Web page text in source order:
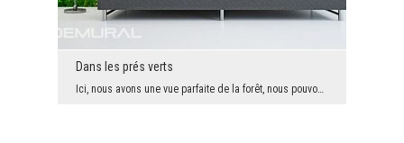
Dans les prés verts
Ici, nous avons une vue parfaite de la forêt, nous pouvons profiter de ces charmes seulement que...